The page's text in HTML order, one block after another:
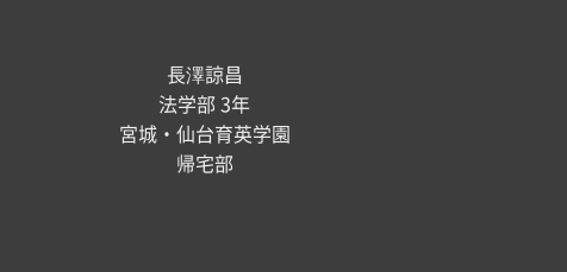
長澤諒昌
法学部 3年
宮城・仙台育英学園
帰宅部